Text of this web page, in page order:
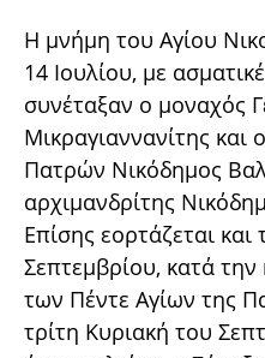
Η μνήμη του Αγίου
14 Ιουλίου, με
συνέταξαν ο μοναχός
Μικραγιαννανίτης
Πατρών Νικόδημος
αρχιμανδρίτης
Επίσης εορτάζεται
Σεπτεμβρίου, κατά
των Πέντε Αγίων της
τρίτη Κυριακή του